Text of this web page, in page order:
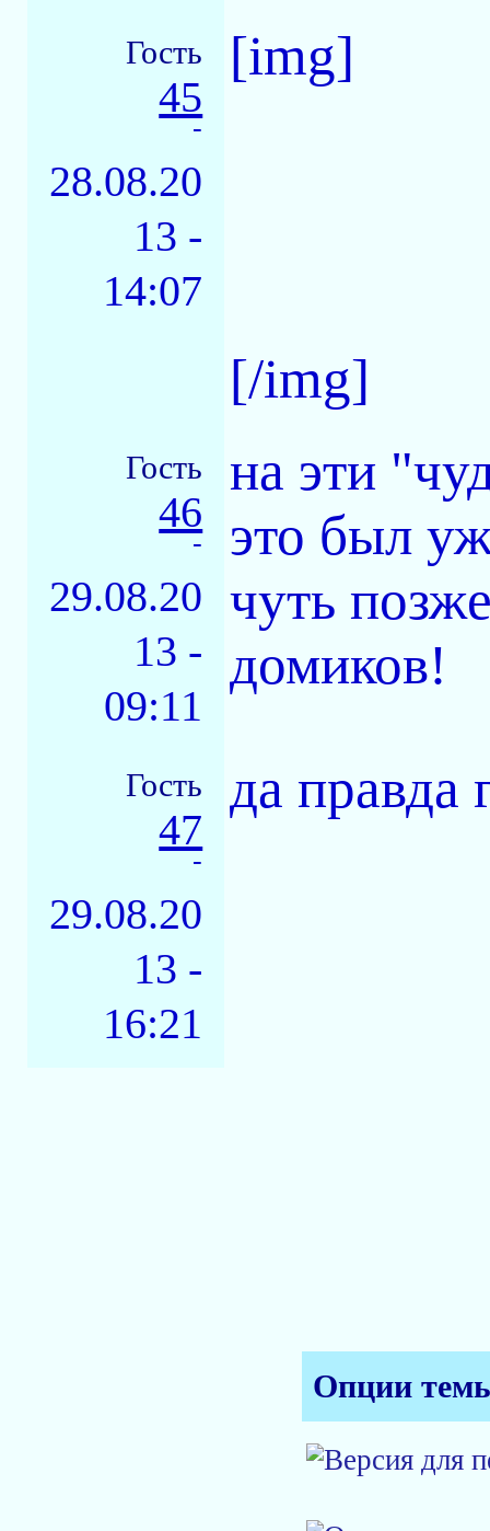
Гость
45
-
28.08.20
13 -
14:07
[img]
[/img]
Гость
46
-
29.08.20
13 -
09:11
на эти
это был
чуть
домиков!
Гость
47
-
29.08.20
13 -
16:21
да правда
Опции